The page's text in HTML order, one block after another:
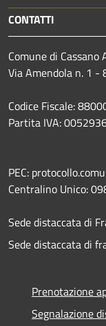
CONTATTI
Comune di Cassano
Via Amendola n. 1 -
Codice Fiscale:
Partita IVA:
PEC:
Centralino Unico:
Sede distaccata di
Sede distaccata di
Prenotazione
Segnalazione